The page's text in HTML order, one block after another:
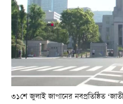
৩১শে জুলাই জাপানের নবপ্রতিষ্ঠিত